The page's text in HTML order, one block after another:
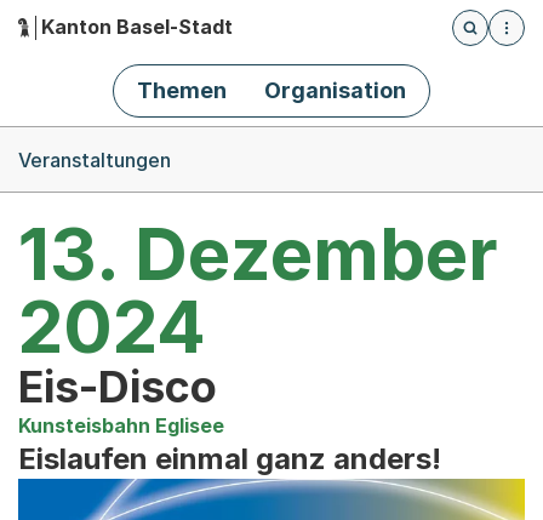
Hauptnavigation
Kanton Basel-Stadt
Öffnet
Themen Organisation
Veranstaltungen
Eis-Disco
13. Dezember
2024
Kunsteisbahn Eglisee
Eislaufen einmal ganz anders!